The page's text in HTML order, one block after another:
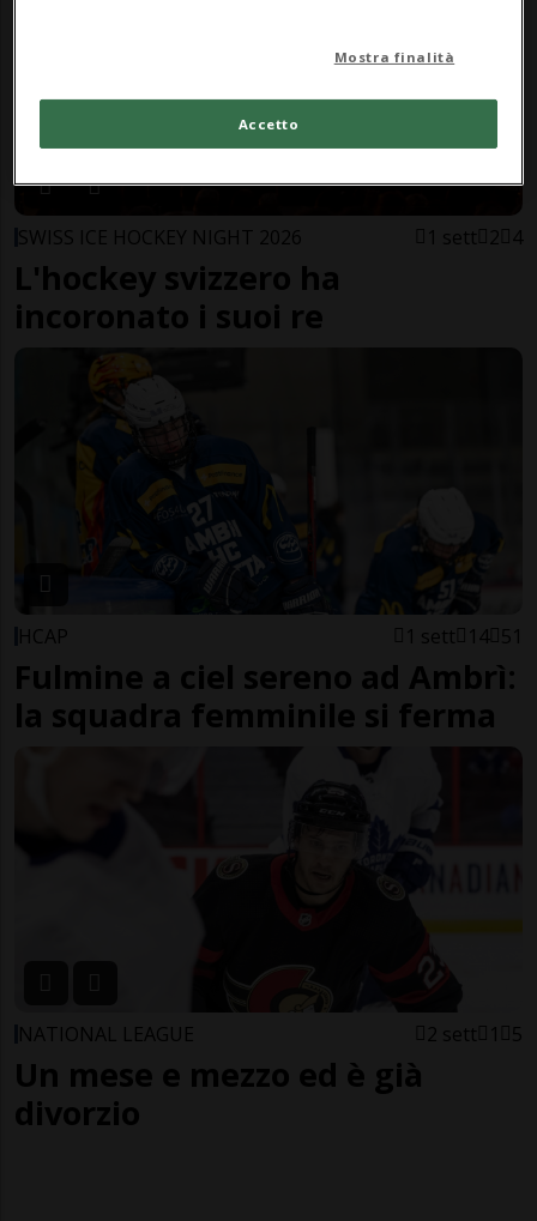
SWISS ICE HOCKEY NIGHT 2026 1 sett 2 4
L'hockey svizzero ha
incoronato i suoi re
HCAP 1 sett 14 51
Fulmine a ciel sereno ad Ambrì:
la squadra femminile si ferma
NATIONAL LEAGUE 2 sett 1 5
Un mese e mezzo ed è già
divorzio
Mostra finalità
Accetto